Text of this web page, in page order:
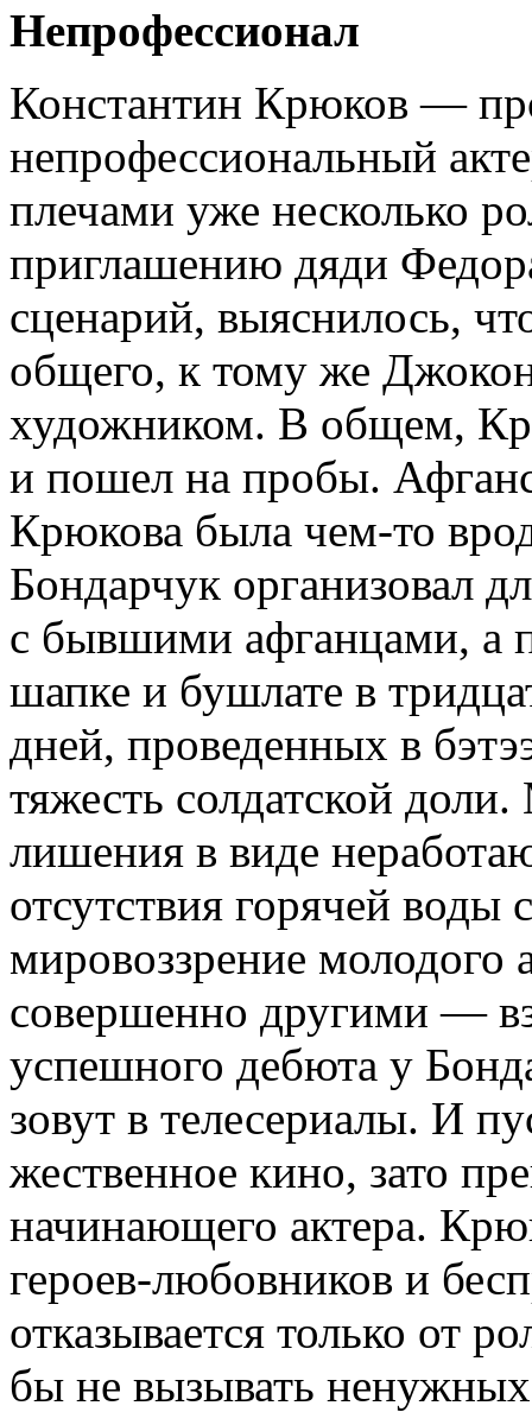
Непрофессионал
Константин Крюков —
непрофессиональный
плечами уже несколько
приглашению дяди
сценарий, выяснилось,
общего, к тому же
художником. В общем,
и пошел на пробы.
Крюкова была чем-то
Бондарчук организовал
с бывшими афганцами, а
шапке и бушлате в
дней, проведенных в
тяжесть солдатской
лишения в виде
отсутствия горячей воды
мировоззрение молодого
совершенно другими —
успешного дебюта у
зовут в те­лесериалы. И
жественное кино, зато
начинающего актера.
героев-любовников и
отказывается только от
бы не вызывать